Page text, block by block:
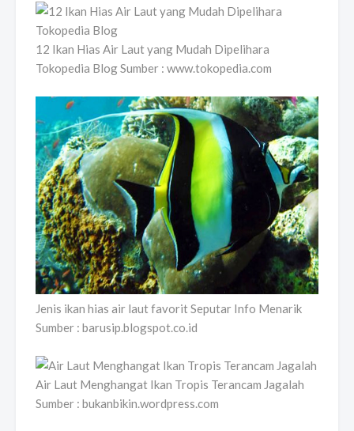
12 Ikan Hias Air Laut yang Mudah Dipelihara
Tokopedia Blog Sumber : www.tokopedia.com
Jenis ikan hias air laut favorit Seputar Info Menarik
Sumber : barusip.blogspot.co.id
Air Laut Menghangat Ikan Tropis Terancam Jagalah
Sumber : bukanbikin.wordpress.com